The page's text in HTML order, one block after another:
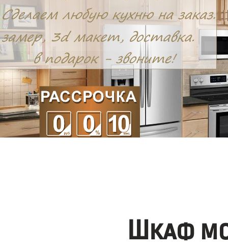
Шкаф